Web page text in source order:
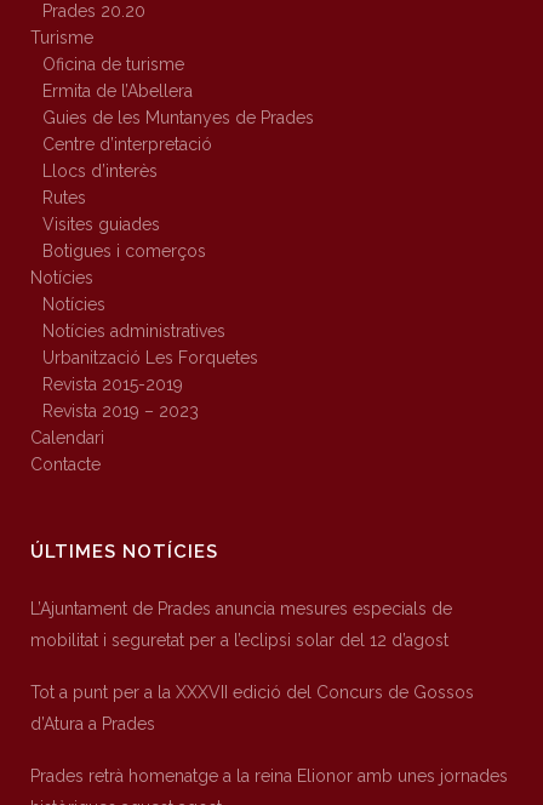
Prades 20.20
Turisme
Oficina de turisme
Ermita de l’Abellera
Guies de les Muntanyes de Prades
Centre d’interpretació
Llocs d’interès
Rutes
Visites guiades
Botigues i comerços
Notícies
Notícies
Notícies administratives
Urbanització Les Forquetes
Revista 2015-2019
Revista 2019 – 2023
Calendari
Contacte
ÚLTIMES NOTÍCIES
L’Ajuntament de Prades anuncia mesures especials de
mobilitat i seguretat per a l’eclipsi solar del 12 d’agost
Tot a punt per a la XXXVII edició del Concurs de Gossos
d’Atura a Prades
Prades retrà homenatge a la reina Elionor amb unes jornades